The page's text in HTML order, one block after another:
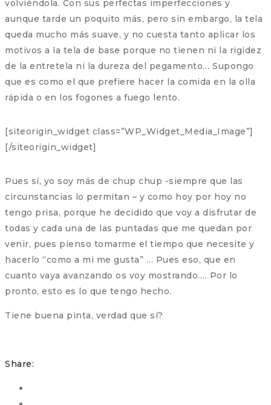
volviéndola. Con sus perfectas imperfecciones y
aunque tarde un poquito más, pero sin embargo, la tela
queda mucho más suave, y no cuesta tanto aplicar los
motivos a la tela de base porque no tienen ni la rigidez
de la entretela ni la dureza del pegamento… Supongo
que es como el que prefiere hacer la comida en la olla
rápida o en los fogones a fuego lento.
[siteorigin_widget class=”WP_Widget_Media_Image”]
[/siteorigin_widget]
Pues sí, yo soy más de chup chup -siempre que las
circunstancias lo permitan – y como hoy por hoy no
tengo prisa, porque he decidido que voy a disfrutar de
todas y cada una de las puntadas que me quedan por
venir, pues pienso tomarme el tiempo que necesite y
hacerlo “como a mi me gusta” … Pues eso, que en
cuanto vaya avanzando os voy mostrando…. Por lo
pronto, esto es lo que tengo hecho.
Tiene buena pinta, verdad que sí?
Share: